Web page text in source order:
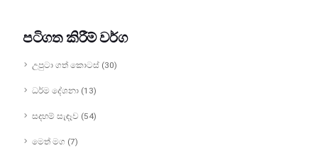
පටිගත කිරීම් වර්ග
උපුටා ගත් කොටස් (30)
ධර්ම දේශනා (13)
සදහම් සැඳෑව (54)
මෙත් මග (7)